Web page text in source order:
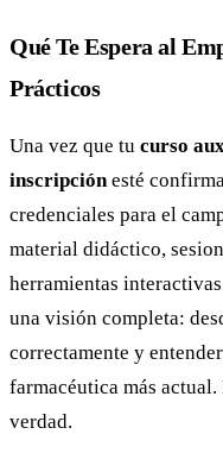
Qué Te Espera al
Prácticos
Una vez que tu curso
inscripciónesté
credenciales para el
material didáctico,
herramientas
una visión completa:
correctamente y
farmacéutica más
verdad.